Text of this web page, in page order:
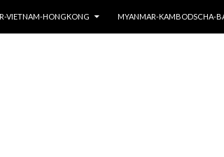
VIETNAM-HONGKONG MYANMAR-KAMBODSCHA-